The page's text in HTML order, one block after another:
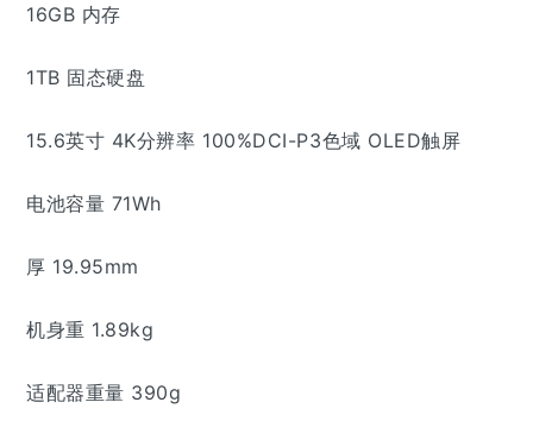
16GB 内存
1TB 固态硬盘
15.6英寸 4K分辨率 100%DCI-P3色域 OLED触屏
电池容量 71Wh
厚 19.95mm
机身重 1.89kg
适配器重量 390g